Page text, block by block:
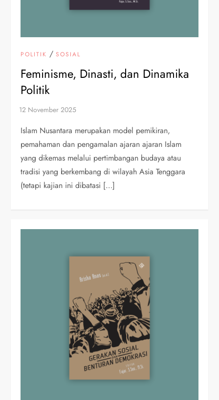
POLITIK /SOSIAL
Feminisme, Dinasti, dan Dinamika
Politik
Islam Nusantara merupakan model pemikiran,
pemahaman dan pengamalan ajaran ajaran Islam
yang dikemas melalui pertimbangan budaya atau
tradisi yang berkembang di wilayah Asia Tenggara
(tetapi kajian ini dibatasi […]